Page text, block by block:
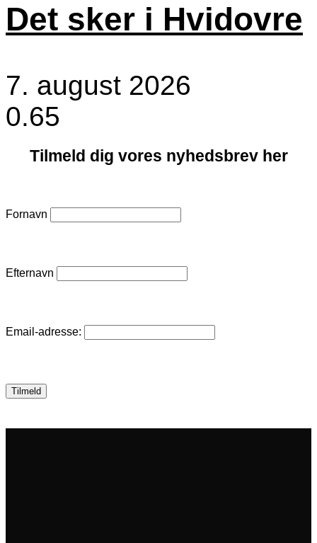
Det sker i Hvidovre
7. august 2026
Tilmeld dig vores nyhedsbrev her
Fornavn
Efternavn
Email-adresse: